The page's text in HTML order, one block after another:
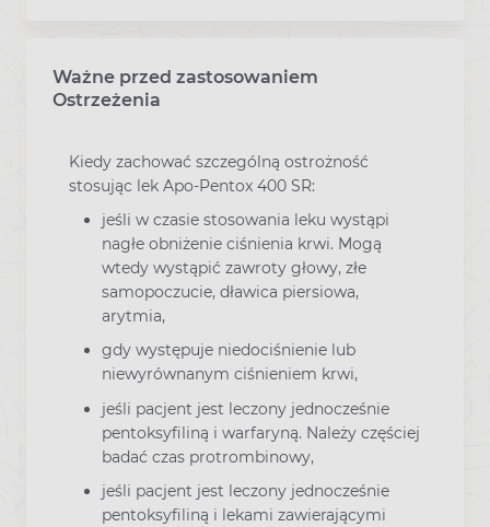
Ważne przed zastosowaniem
Ostrzeżenia
Kiedy zachować szczególną ostrożność
stosując lek Apo-Pentox 400 SR:
jeśli w czasie stosowania leku wystąpi
nagłe obniżenie ciśnienia krwi. Mogą
wtedy wystąpić zawroty głowy, złe
samopoczucie, dławica piersiowa,
arytmia,
gdy występuje niedociśnienie lub
niewyrównanym ciśnieniem krwi,
jeśli pacjent jest leczony jednocześnie
pentoksyfiliną i warfaryną. Należy częściej
badać czas protrombinowy,
jeśli pacjent jest leczony jednocześnie
pentoksyfiliną i lekami zawierającymi